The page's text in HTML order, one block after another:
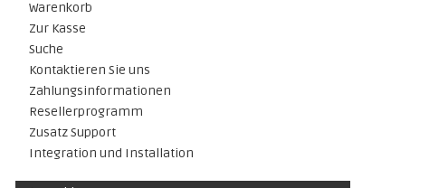
Warenkorb
Zur Kasse
Suche
Kontaktieren Sie uns
Zahlungsinformationen
Resellerprogramm
Zusatz Support
Integration und Installation